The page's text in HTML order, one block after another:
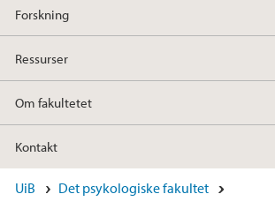
Forskning
Ressurser
Om fakultetet
Kontakt
UiB Det psykologiske fakultet